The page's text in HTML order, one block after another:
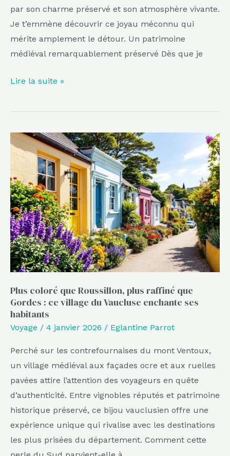
par son charme préservé et son atmosphère vivante.
Je t’emmène découvrir ce joyau méconnu qui
mérite amplement le détour. Un patrimoine
médiéval remarquablement préservé Dès que je
Lire la suite »
Plus coloré que Roussillon, plus raffiné que
Gordes : ce village du Vaucluse enchante ses
habitants
Voyage / 4 janvier 2026 / Eglantine Parrot
Perché sur les contrefournaises du mont Ventoux,
un village médiéval aux façades ocre et aux ruelles
pavées attire l’attention des voyageurs en quête
d’authenticité. Entre vignobles réputés et patrimoine
historique préservé, ce bijou vauclusien offre une
expérience unique qui rivalise avec les destinations
les plus prisées du département. Comment cette
Plus
coloré
que
Roussillon,
plus
raffiné
que
Gordes
:
ce
village
du
Vaucluse
enchante
ses
habitants